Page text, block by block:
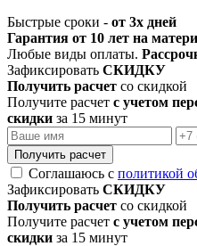
Быстрые сроки - от 3х дней
Гарантия от 10 лет на
Любые виды оплаты.
Зафиксировать СКИДКУ
Получить расчет со скидкой
Получите расчет с учетом
скидки за 15 минут
Получить расчет
Соглашаюсь с политикой
Зафиксировать СКИДКУ
Получить расчет со скидкой
Получите расчет с учетом
скидки за 15 минут